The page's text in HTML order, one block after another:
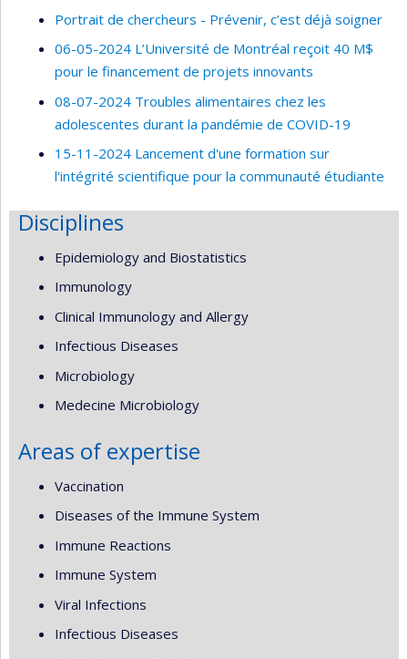
Portrait de chercheurs - Prévenir, c’est déjà soigner
06-05-2024 L’Université de Montréal reçoit 40 M$
pour le financement de projets innovants
08-07-2024 Troubles alimentaires chez les
adolescentes durant la pandémie de COVID-19
15-11-2024 Lancement d'une formation sur
l'intégrité scientifique pour la communauté étudiante
Disciplines
Epidemiology and Biostatistics
Immunology
Clinical Immunology and Allergy
Infectious Diseases
Microbiology
Medecine Microbiology
Areas of expertise
Vaccination
Diseases of the Immune System
Immune Reactions
Immune System
Viral Infections
Infectious Diseases